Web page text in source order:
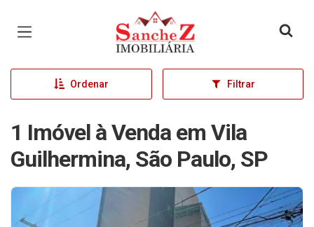
Página inicial
Ordenar Filtrar
1 Imóvel à Venda em Vila
Guilhermina, São Paulo, SP